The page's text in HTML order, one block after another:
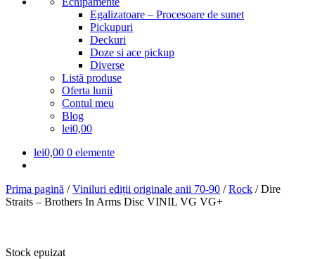
Egalizatoare – Procesoare de sunet
Pickupuri
Deckuri
Doze si ace pickup
Diverse
Listă produse
Oferta lunii
Contul meu
Blog
lei0,00
lei0,00 0 elemente
Prima pagină /Viniluri ediții originale anii 70-90 /Rock /Dire
Straits ‎– Brothers In Arms Disc VINIL VG VG+
Stock epuizat